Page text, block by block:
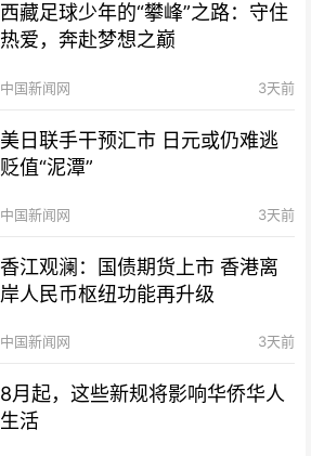
西藏足球少年的“攀峰”之路：守住
热爱，奔赴梦想之巅
中国新闻网 3天前
美日联手干预汇市 日元或仍难逃
贬值“泥潭”
中国新闻网 3天前
香江观澜：国债期货上市 香港离
岸人民币枢纽功能再升级
中国新闻网 3天前
8月起，这些新规将影响华侨华人
生活